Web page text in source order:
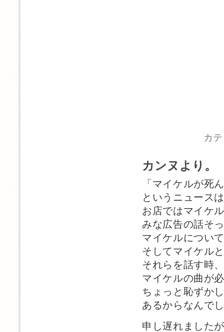
カ
カンヌより。
「マイケルが死
というニュース
お店ではマイケ
みな広告の話そ
マイケルについ
そしてマイケル
それらを話す時
マイケルの曲が
ちょっと恥ずか
あるからなんで
申し遅れました